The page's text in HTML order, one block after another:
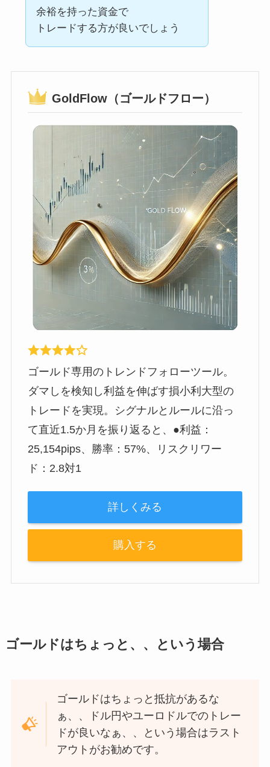
余裕を持った資金で
トレードする方が良いでしょう
GoldFlow（ゴールドフロー）
ゴールド専用のトレンドフォローツール。
ダマしを検知し利益を伸ばす損小利大型の
トレードを実現。シグナルとルールに沿っ
て直近1.5か月を振り返ると、●利益：
25,154pips、勝率：57%、リスクリワー
ド：2.8対1
詳しくみる
購入する
ゴールドはちょっと、、という場合
ゴールドはちょっと抵抗があるな
ぁ、、ドル円やユーロドルでのトレー
ドが良いなぁ、、という場合はラスト
アウトがお勧めです。